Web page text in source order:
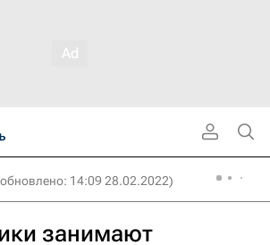
14:09 28.02.2022)
занимают